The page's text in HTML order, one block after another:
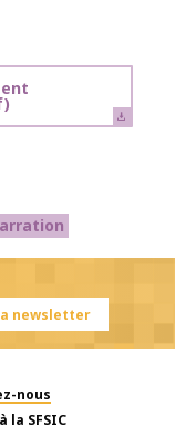
newsletter
nous
la SFSIC